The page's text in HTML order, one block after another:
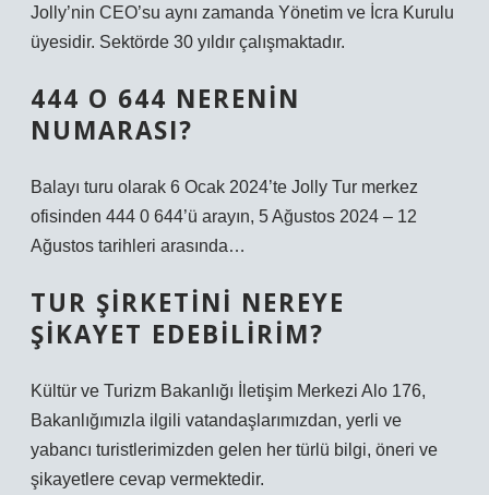
Jolly’nin CEO’su aynı zamanda Yönetim ve İcra Kurulu
üyesidir. Sektörde 30 yıldır çalışmaktadır.
444 O 644 NERENIN
NUMARASI?
Balayı turu olarak 6 Ocak 2024’te Jolly Tur merkez
ofisinden 444 0 644’ü arayın, 5 Ağustos 2024 – 12
Ağustos tarihleri ​​arasında…
TUR ŞIRKETINI NEREYE
ŞIKAYET EDEBILIRIM?
Kültür ve Turizm Bakanlığı İletişim Merkezi Alo 176,
Bakanlığımızla ilgili vatandaşlarımızdan, yerli ve
yabancı turistlerimizden gelen her türlü bilgi, öneri ve
şikayetlere cevap vermektedir.